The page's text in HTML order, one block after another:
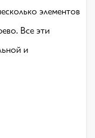
элементов
Все эти
и